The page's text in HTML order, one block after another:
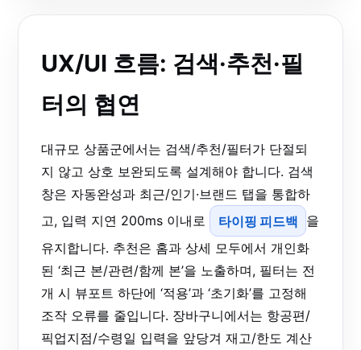
UX/UI 흐름: 검색·추천·필
터의 협연
대규모 상품군에서는 검색/추천/필터가 단절되
지 않고 상호 보완되도록 설계해야 합니다. 검색
창은 자동완성과 최근/인기·브랜드 탭을 통합하
고, 입력 지연 200ms 이내로
타이핑 피드백 을
유지합니다. 추천은 홈과 상세 모두에서 개인화
된 ‘최근 본/관련/함께 본’을 노출하며, 필터는 전
개 시 뷰포트 하단에 ‘적용’과 ‘초기화’를 고정해
조작 오류를 줄입니다. 장바구니에서는 항공편/
픽업지점/수령일 입력을 앞당겨 재고/한도 계산